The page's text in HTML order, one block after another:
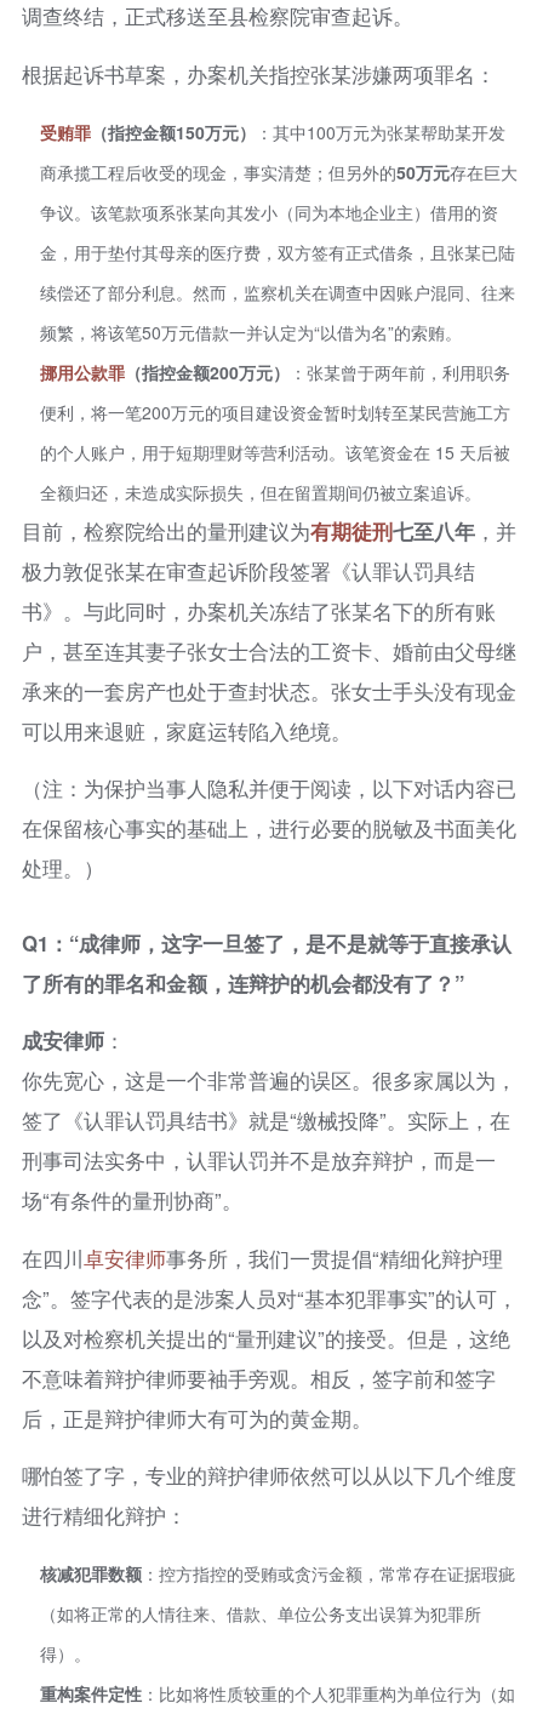
调查终结，正式移送至县检察院审查起诉。
根据起诉书草案，办案机关指控张某涉嫌两项罪名：
受贿罪（指控金额150万元）
：其中100万元为张某帮助某开发
商承揽工程后收受的现金，事实清楚；但另外的50万元存在巨大
争议。该笔款项系张某向其发小（同为本地企业主）借用的资
金，用于垫付其母亲的医疗费，双方签有正式借条，且张某已陆
续偿还了部分利息。然而，监察机关在调查中因账户混同、往来
频繁，将该笔50万元借款一并认定为“以借为名”的索贿。
挪用公款罪（指控金额200万元）
：张某曾于两年前，利用职务
便利，将一笔200万元的项目建设资金暂时划转至某民营施工方
的个人账户，用于短期理财等营利活动。该笔资金在 15 天后被
全额归还，未造成实际损失，但在留置期间仍被立案追诉。
目前，检察院给出的量刑建议为有期徒刑七至八年，并
极力敦促张某在审查起诉阶段签署《认罪认罚具结
书》。与此同时，办案机关冻结了张某名下的所有账
户，甚至连其妻子张女士合法的工资卡、婚前由父母继
承来的一套房产也处于查封状态。张女士手头没有现金
可以用来退赃，家庭运转陷入绝境。
（注：为保护当事人隐私并便于阅读，以下对话内容已
在保留核心事实的基础上，进行必要的脱敏及书面美化
处理。）
Q1：“成律师，这字一旦签了，是不是就等于直接承认
了所有的罪名和金额，连辩护的机会都没有了？”
成安律师：
你先宽心，这是一个非常普遍的误区。很多家属以为，
签了《认罪认罚具结书》就是“缴械投降”。实际上，在
刑事司法实务中，认罪认罚并不是放弃辩护，而是一
场“有条件的量刑协商”。
在四川卓安律师事务所，我们一贯提倡“精细化辩护理
念”。签字代表的是涉案人员对“基本犯罪事实”的认可，
以及对检察机关提出的“量刑建议”的接受。但是，这绝
不意味着辩护律师要袖手旁观。相反，签字前和签字
后，正是辩护律师大有可为的黄金期。
哪怕签了字，专业的辩护律师依然可以从以下几个维度
进行精细化辩护：
核减犯罪数额：控方指控的受贿或贪污金额，常常存在证据瑕疵
（如将正常的人情往来、借款、单位公务支出误算为犯罪所
得）。
重构案件定性：比如将性质较重的个人犯罪重构为单位行为（如